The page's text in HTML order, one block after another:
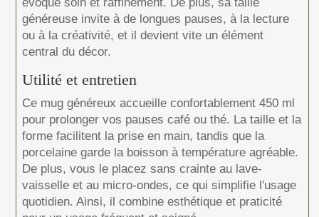
évoque soin et raffinement. De plus, sa taille
généreuse invite à de longues pauses, à la lecture
ou à la créativité, et il devient vite un élément
central du décor.
Utilité et entretien
Ce mug généreux accueille confortablement 450 ml
pour prolonger vos pauses café ou thé. La taille et la
forme facilitent la prise en main, tandis que la
porcelaine garde la boisson à température agréable.
De plus, vous le placez sans crainte au lave-
vaisselle et au micro-ondes, ce qui simplifie l'usage
quotidien. Ainsi, il combine esthétique et praticité